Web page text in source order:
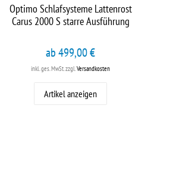
Optimo Schlafsysteme Lattenrost
Carus 2000 S starre Ausführung
ab 499,00 €
inkl. ges. MwSt. zzgl.Versandkosten
Artikel anzeigen